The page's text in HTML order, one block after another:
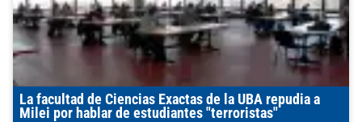
La facultad de Ciencias Exactas de la UBA repudia a
Milei por hablar de estudiantes "terroristas"